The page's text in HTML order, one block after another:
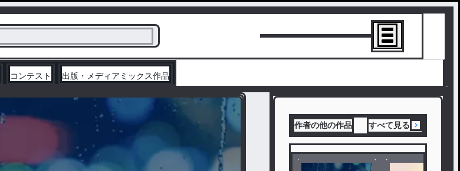
コンテスト 出版・メディアミックス作品
作者の他の作品 すべて見る